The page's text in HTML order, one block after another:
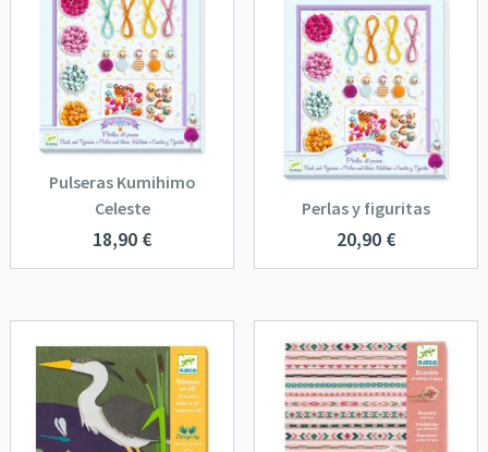
Pulseras Kumihimo
Celeste
18,90 €
Perlas y figuritas
20,90 €